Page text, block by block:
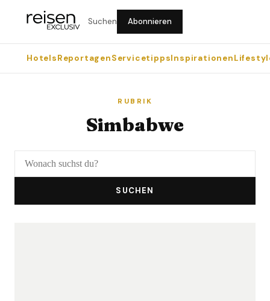
Suchen Abonnieren
HotelsReportagenServicetippsInspirationen
RUBRIK
Simbabwe
SUCHEN